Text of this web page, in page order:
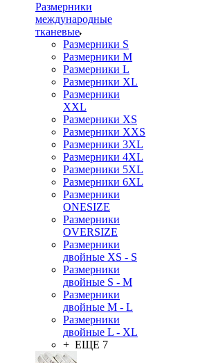
Размерники
международные
тканевые
Размерники S
Размерники M
Размерники L
Размерники XL
Размерники
XXL
Размерники XS
Размерники XXS
Размерники 3XL
Размерники 4XL
Размерники 5XL
Размерники 6XL
Размерники
ONESIZE
Размерники
OVERSIZE
Размерники
двойные XS - S
Размерники
двойные S - M
Размерники
двойные M - L
Размерники
двойные L - XL
+ ЕЩЕ 7